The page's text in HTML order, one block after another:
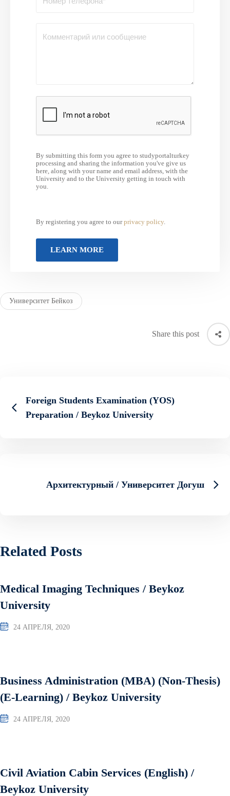
By submitting this form you agree to studyportalturkey
processing and sharing the information you've give us
here, along with your name and email address, with the
University and to the University getting in touch with
you.
By registering you agree to ourprivacy policy.
Университет Бейкоз
Share this post
Foreign Students Examination (YOS)
Preparation / Beykoz University
Архитектурный / Университет Догуш
Related Posts
Medical Imaging Techniques / Beykoz
University
24 АПРЕЛЯ, 2020
Business Administration (MBA) (Non-Thesis)
(E-Learning) / Beykoz University
24 АПРЕЛЯ, 2020
Civil Aviation Cabin Services (English) /
Beykoz University